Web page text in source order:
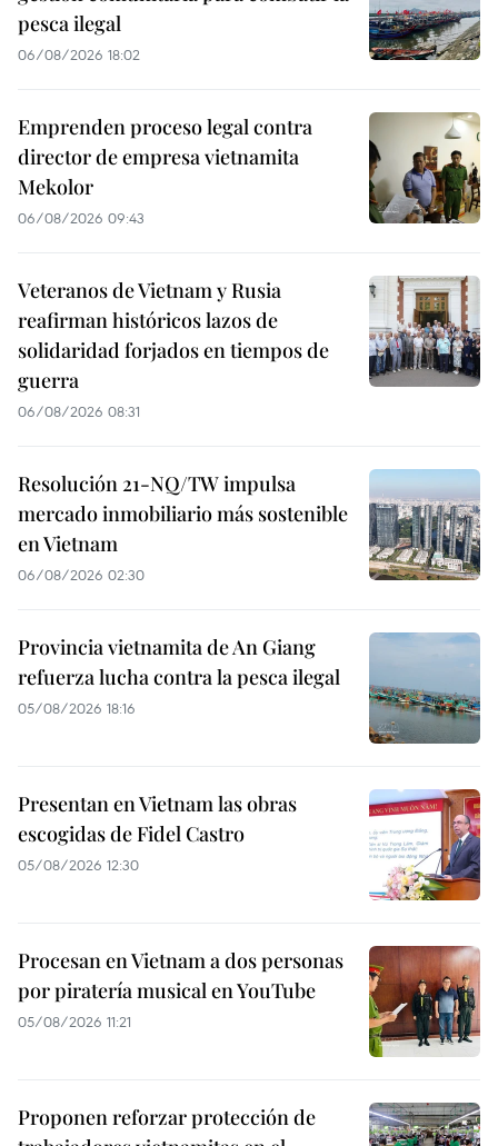
pesca ilegal
06/08/2026 18:02
Emprenden proceso legal contra
director de empresa vietnamita
Mekolor
06/08/2026 09:43
Veteranos de Vietnam y Rusia
reafirman históricos lazos de
solidaridad forjados en tiempos de
guerra
06/08/2026 08:31
Resolución 21-NQ/TW impulsa
mercado inmobiliario más sostenible
en Vietnam
06/08/2026 02:30
Provincia vietnamita de An Giang
refuerza lucha contra la pesca ilegal
05/08/2026 18:16
Presentan en Vietnam las obras
escogidas de Fidel Castro
05/08/2026 12:30
Procesan en Vietnam a dos personas
por piratería musical en YouTube
05/08/2026 11:21
Proponen reforzar protección de